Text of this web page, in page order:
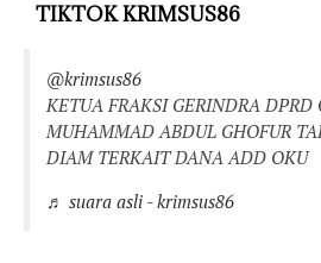
TIKTOK KRIMSUS86
@krimsus86
KETUA FRAKSI GERINDRA DPRD
MUHAMMAD ABDUL GHOFUR
DIAM TERKAIT DANA ADD OKU
♬ suara asli - krimsus86